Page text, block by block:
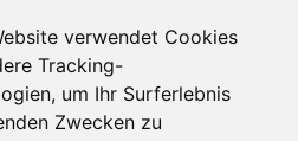
verwendet Cookies
Tracking-
um Ihr Surferlebnis
Zwecken zu